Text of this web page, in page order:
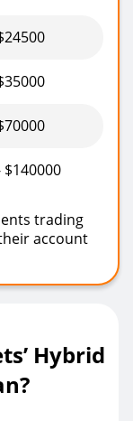
$140000
trading
account
Hybrid